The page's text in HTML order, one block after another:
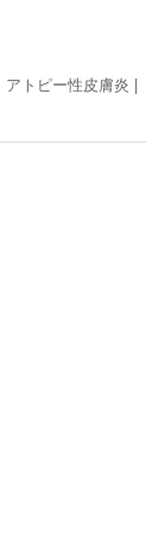
アトピー性皮膚炎 |